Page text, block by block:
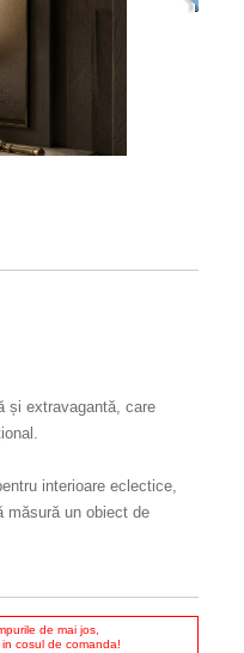
și extravagantă, care
interioare eclectice,
măsură un obiect de
de mai jos,
cosul de comanda!